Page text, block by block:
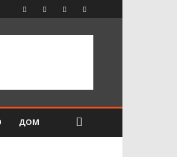
ДОМ